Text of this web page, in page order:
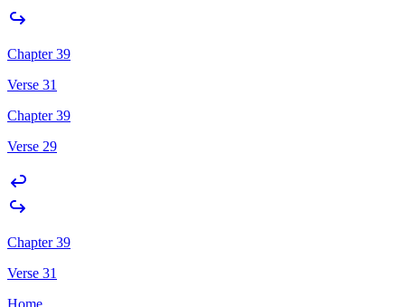
Chapter 39
Verse 31
Chapter 39
Verse 29
Chapter 39
Verse 31